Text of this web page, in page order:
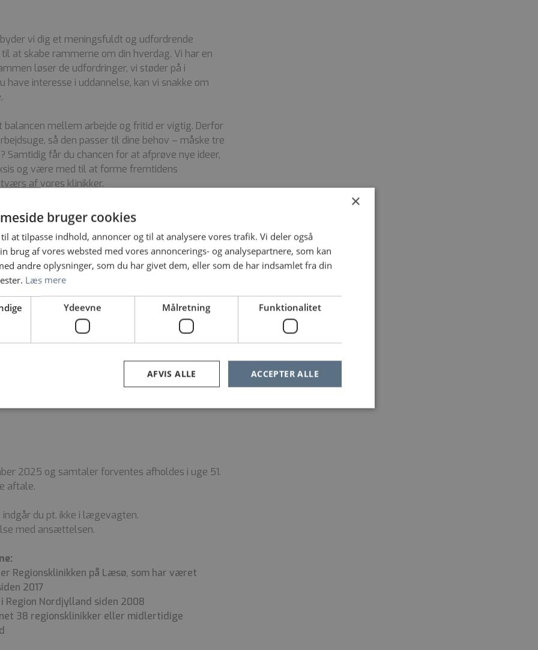
vi dig et meningsfuldt og udfordrende
at skabe rammerne om din hverdag. Vi har en
løser de udfordringer, vi støder på i
have interesse i uddannelse, kan vi snakke om
mellem arbejde og fritid er vigtig. Derfor
så den passer til dine behov – måske tre
Samtidig får du chancen for at afprøve nye ideer,
og være med til at forme fremtidens
af vores klinikker.
2025 fem regionsklinikker samt 2 midlertidige
omkring i hele Nordjylland: Hurup, Skelund,
og Brovst. Du vælger hvilken klinik du ønsker
os til at høre fra dig og drøfte, hvordan vi kan
muligheder, er du endvidere meget
Trine Duedal Nielsen mobil: 24 91
overlæge Kirsten Damkjær, mobil: 20 71 17 42,
2025 og samtaler forventes afholdes i uge 51.
aftale.
du pt. ikke i lægevagten.
med ansættelsen.
Regionsklinikken på Læsø, som har været
2017
Nordjylland siden 2008
38 regionsklinikker eller midlertidige
×
bruger cookies
at tilpasse indhold, annoncer og til at analysere vores trafik. Vi deler også
brug af vores websted med vores annoncerings- og analysepartnere, som kan
andre oplysninger, som du har givet dem, eller som de har indsamlet fra din
Læs mere
Ydeevne Målretning Funktionalitet
ACCEPTER ALLE
AFVIS ALLE